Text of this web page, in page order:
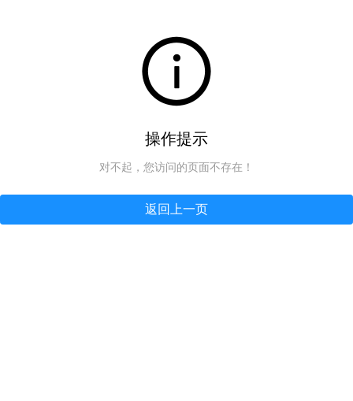
操作提示
对不起，您访问的页面不存在！
返回上一页